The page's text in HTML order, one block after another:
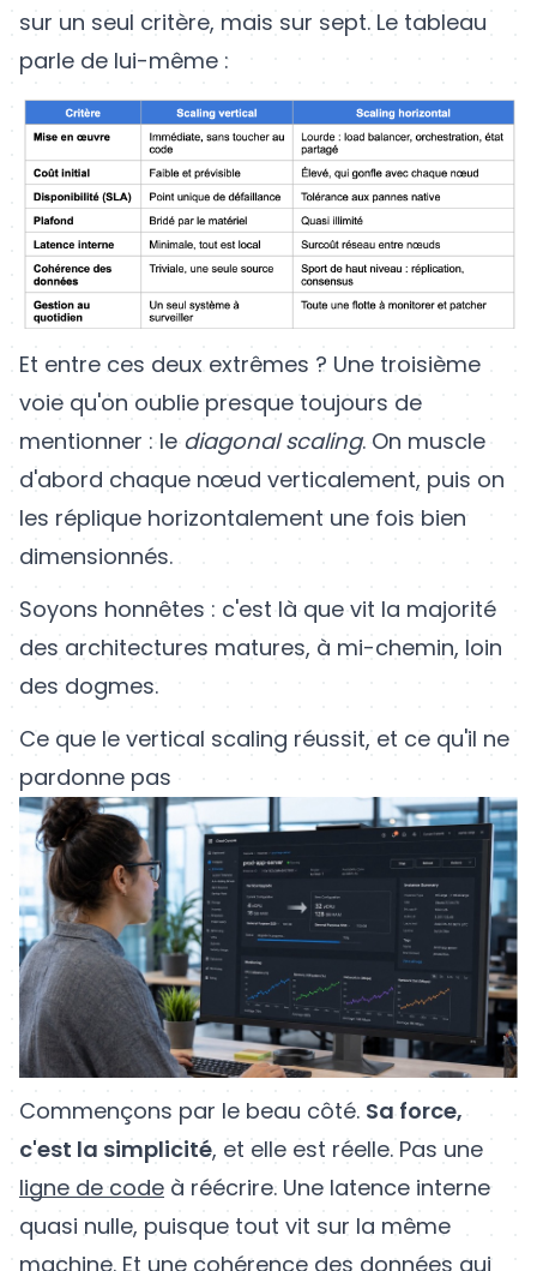
sur un seul critère, mais sur sept. Le tableau
parle de lui-même :
Et entre ces deux extrêmes ? Une troisième
voie qu'on oublie presque toujours de
mentionner : le diagonal scaling. On muscle
d'abord chaque nœud verticalement, puis on
les réplique horizontalement une fois bien
dimensionnés.
Soyons honnêtes : c'est là que vit la majorité
des architectures matures, à mi-chemin, loin
des dogmes.
Ce que le vertical scaling réussit, et ce qu'il ne
pardonne pas
Commençons par le beau côté. Sa force,
c'est la simplicité, et elle est réelle. Pas une
ligne de code à réécrire. Une latence interne
quasi nulle, puisque tout vit sur la même
machine. Et une cohérence des données qui